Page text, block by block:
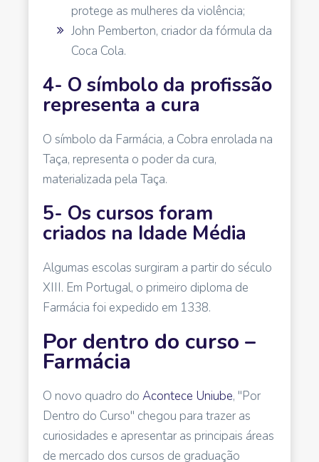
protege as mulheres da violência;
John Pemberton, criador da fórmula da
Coca Cola.
4- O símbolo da profissão
representa a cura
O símbolo da Farmácia, a Cobra enrolada na
Taça, representa o poder da cura,
materializada pela Taça.
5- Os cursos foram
criados na Idade Média
Algumas escolas surgiram a partir do século
XIII. Em Portugal, o primeiro diploma de
Farmácia foi expedido em 1338.
Por dentro do curso –
Farmácia
O novo quadro do Acontece Uniube, "Por
Dentro do Curso" chegou para trazer as
curiosidades e apresentar as principais áreas
de mercado dos cursos de graduação